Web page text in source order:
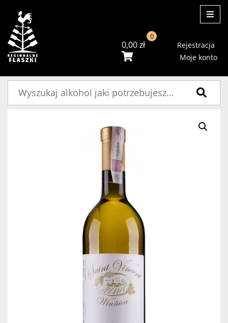
0,00zł
0
Rejestracja
Moje konto